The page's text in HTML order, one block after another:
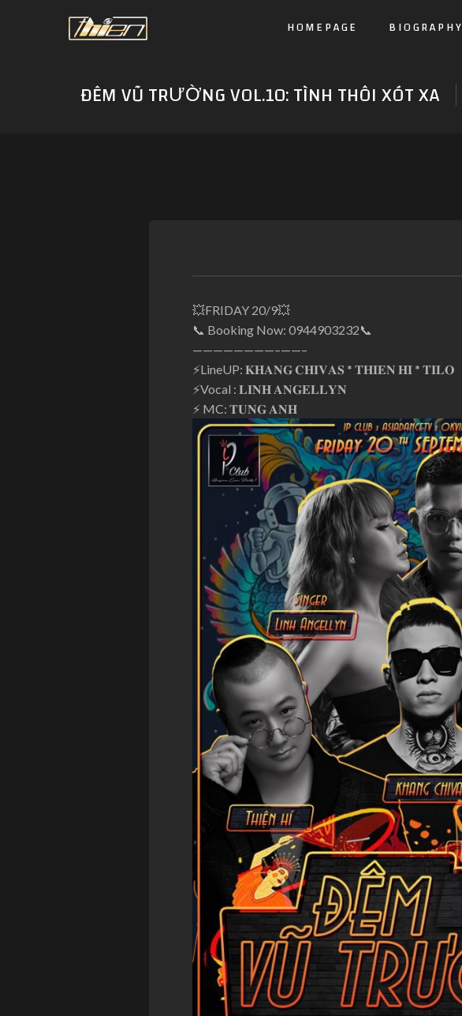
HOMEPAGE BIOGRAPHY
ĐÊM VŨ TRƯỜNG VOL.10: TÌNH THÔI XÓT XA
💥FRIDAY 20/9💥
📞 Booking Now: 0944903232📞
————————–——–
⚡️LineUP: 𝐊𝐇𝐀𝐍𝐆 𝐂𝐇𝐈𝐕𝐀𝐒 * 𝐓𝐇𝐈𝐄𝐍 𝐇𝐈 * 𝐓𝐈𝐋𝐎
⚡️Vocal : 𝐋𝐈𝐍𝐇 𝐀𝐍𝐆𝐄𝐋𝐋𝐘𝐍
⚡️MC: 𝐓𝐔𝐍𝐆 𝐀𝐍𝐇